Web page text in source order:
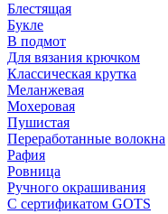
Блестящая
Букле
В подмот
Для вязания крючком
Классическая крутка
Меланжевая
Мохеровая
Пушистая
Переработанные волокна
Рафия
Ровница
Ручного окрашивания
С сертификатом GOTS